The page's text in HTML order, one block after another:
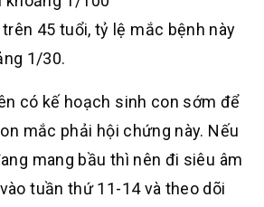
45 tuổi, tỷ lệ mắc bệnh này
1/30.
có kế hoạch sinh con sớm để
mắc phải hội chứng này. Nếu
mang bầu thì nên đi siêu âm
tuần thứ 11-14 và theo dõi